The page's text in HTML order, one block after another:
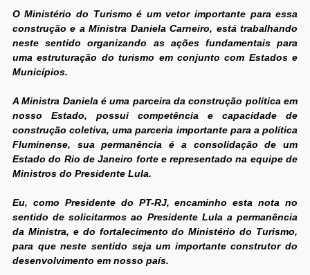
O Ministério do Turismo é um vetor importante para essa
construção e a Ministra Daniela Carneiro, está trabalhando
neste sentido organizando as ações fundamentais para
uma estruturação do turismo em conjunto com Estados e
Municípios.
A Ministra Daniela é uma parceira da construção política em
nosso Estado, possui competência e capacidade de
construção coletiva, uma parceria importante para a política
Fluminense, sua permanência é a consolidação de um
Estado do Rio de Janeiro forte e representado na equipe de
Ministros do Presidente Lula.
Eu, como Presidente do PT-RJ, encaminho esta nota no
sentido de solicitarmos ao Presidente Lula a permanência
da Ministra, e do fortalecimento do Ministério do Turismo,
para que neste sentido seja um importante construtor do
desenvolvimento em nosso país.